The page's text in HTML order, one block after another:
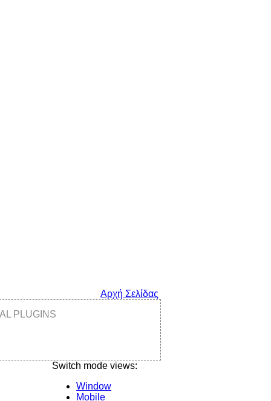
Αρχή Σελίδας
PLUGINS
Switch mode views:
Window
Mobile